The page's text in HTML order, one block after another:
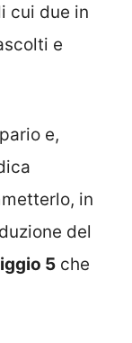
cui due in
e
e,
in
del
5 che